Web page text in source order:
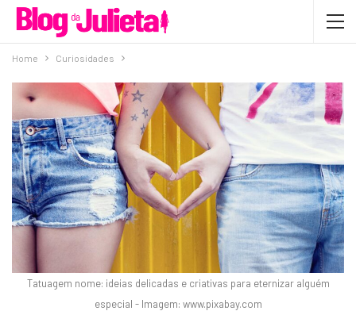
Home Curiosidades
Tatuagem nome: ideias delicadas e criativas para eternizar alguém
especial - Imagem: www.pixabay.com